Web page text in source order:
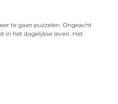
te gaan puzzelen. Ongeacht
in het dagelijkse leven. Het